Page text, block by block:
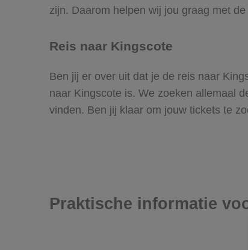
zijn. Daarom helpen wij jou graag met
Reis naar Kingscote
Ben jij er over uit dat je de reis naar
naar Kingscote is. We zoeken allemaal
vinden. Ben jij klaar om jouw tickets te
Praktische informatie